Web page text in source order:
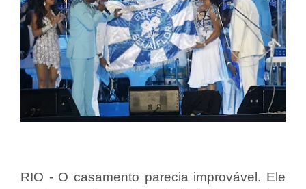
RIO - O casamento parecia improvável. Ele